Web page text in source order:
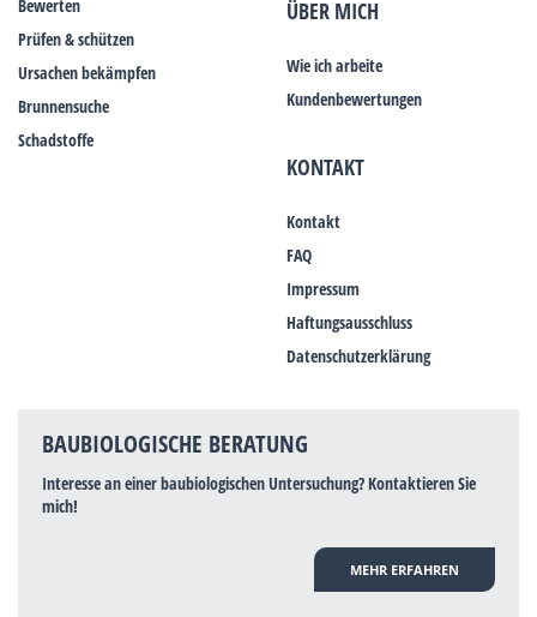
Bewerten
Prüfen & schützen
Ursachen bekämpfen
Brunnensuche
Schadstoffe
ÜBER MICH
Wie ich arbeite
Kundenbewertungen
KONTAKT
Kontakt
FAQ
Impressum
Haftungsausschluss
Datenschutzerklärung
BAUBIOLOGISCHE BERATUNG
Interesse an einer baubiologischen Untersuchung? Kontaktieren Sie
mich!
MEHR ERFAHREN